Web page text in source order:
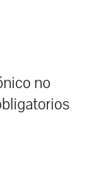
no